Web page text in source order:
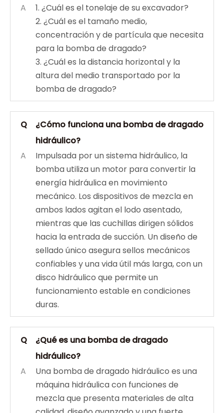
A
1. ¿Cuál es el tonelaje de su excavador?
2. ¿Cuál es el tamaño medio,
concentración y de partícula que necesita
para la bomba de dragado?
3. ¿Cuál es la distancia horizontal y la
altura del medio transportado por la
bomba de dragado?
Q
¿Cómo funciona una bomba de dragado
hidráulico?
A
Impulsada por un sistema hidráulico, la
bomba utiliza un motor para convertir la
energía hidráulica en movimiento
mecánico. Los dispositivos de mezcla en
ambos lados agitan el lodo asentado,
mientras que las cuchillas dirigen sólidos
hacia la entrada de succión. Un diseño de
sellado único asegura sellos mecánicos
confiables y una vida útil más larga, con un
disco hidráulico que permite un
funcionamiento estable en condiciones
duras.
Q
¿Qué es una bomba de dragado
hidráulico?
A
Una bomba de dragado hidráulico es una
máquina hidráulica con funciones de
mezcla que presenta materiales de alta